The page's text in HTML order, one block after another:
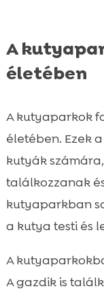
kutyáknak
Gyakori
A
életében
A kutyaparkok
életében. Ezek
kutyák
találkozzanak
kutyaparkban
a kutya testi és
A
A gazdik is